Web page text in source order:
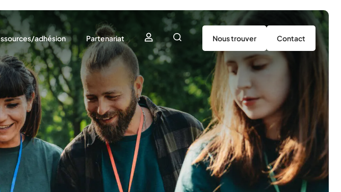
?
adhésion
pédagogiques
Partenariat
Nous soutenir
Nos partenaires
Nous trouver Contact